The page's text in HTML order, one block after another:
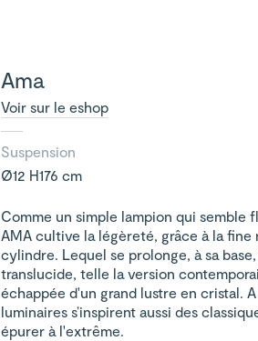
Ama
Voir sur le eshop
Suspension
Ø12 H176 cm
Comme un simple lampion qui semble
AMA cultive la légèreté, grâce à la fine
cylindre. Lequel se prolonge, à sa
translucide, telle la version
échappée d'un grand lustre en cristal.
luminaires s’inspirent aussi des
épurer à l'extrême.